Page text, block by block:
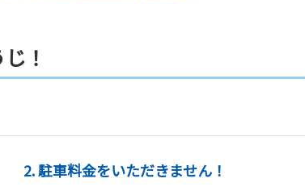
！
2. 駐車料金をいただきません！